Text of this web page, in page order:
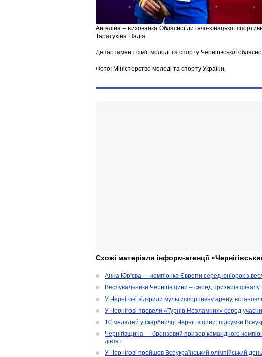
Ангеліна – вихованка Обласної дитячо-юнацької
Таратухіна Надія.
Департамент сім'ї, молоді та спорту Чернігівської
Фото: Міністерство молоді та спорту України.
Схожі матеріали інформ-агенції
Анна Юр'єва — чемпіонка Європи серед юніорок з
Веслувальники Чернігівщини – серед призерів
У Чернігові відкрили мультиспортивну арену,
У Чернігові провели «Турнір Незламних» серед
10 медалей у скарбничці Чернігівщини: підсумки
Чернігівщина — бронзовий призер командного
дівчат
У Чернігові пройшов Всеукраїнський олімпійський день